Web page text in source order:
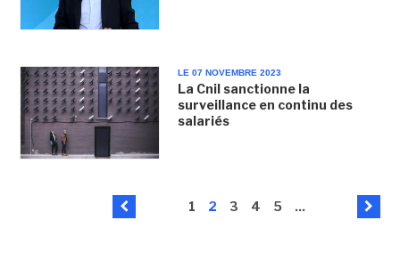
LE 07 NOVEMBRE 2023
La Cnil sanctionne la
surveillance en continu des
salariés
1 2 3 4 5 ...